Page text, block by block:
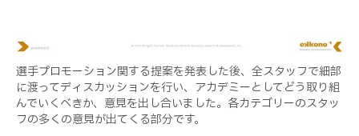
選手プロモーション関する提案を発表した後、全スタッフで細部
に渡ってディスカッションを行い、アカデミーとしてどう取り組
んでいくべきか、意見を出し合いました。各カテゴリーのスタッ
フの多くの意見が出てくる部分です。